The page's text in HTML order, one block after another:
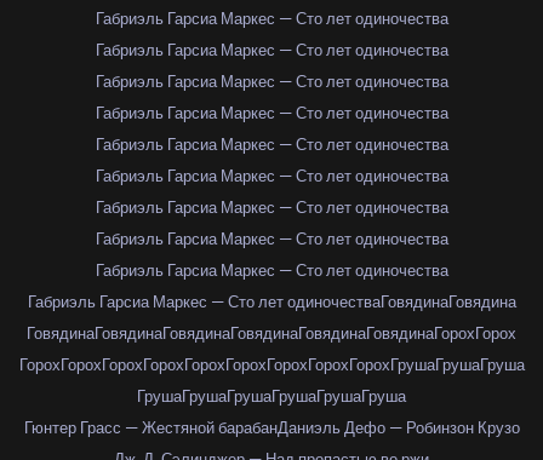
Габриэль Гарсиа Маркес — Сто лет одиночества
Габриэль Гарсиа Маркес — Сто лет одиночества
Габриэль Гарсиа Маркес — Сто лет одиночества
Габриэль Гарсиа Маркес — Сто лет одиночества
Габриэль Гарсиа Маркес — Сто лет одиночества
Габриэль Гарсиа Маркес — Сто лет одиночества
Габриэль Гарсиа Маркес — Сто лет одиночества
Габриэль Гарсиа Маркес — Сто лет одиночества
Габриэль Гарсиа Маркес — Сто лет одиночества
Габриэль Гарсиа Маркес — Сто лет одиночестваГовядинаГовядина
ГовядинаГовядинаГовядинаГовядинаГовядинаГовядинаГорохГорох
ГорохГорохГорохГорохГорохГорохГорохГорохГорохГрушаГрушаГруша
ГрушаГрушаГрушаГрушаГрушаГруша
Гюнтер Грасс — Жестяной барабанДаниэль Дефо — Робинзон Крузо